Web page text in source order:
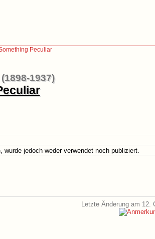
Peculiar
1937)
jedoch weder verwendet noch publiziert.
Letzte Änderung am 12.